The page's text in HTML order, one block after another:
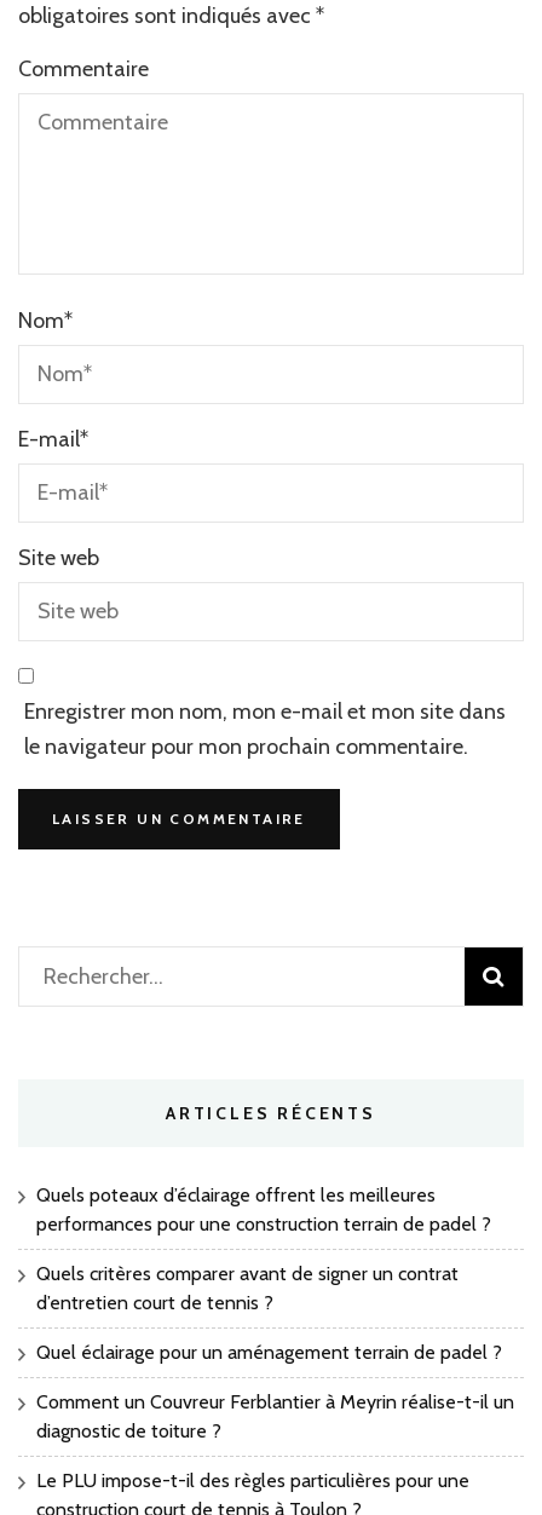
obligatoires sont indiqués avec *
Commentaire
Nom*
E-mail*
Site web
Enregistrer mon nom, mon e-mail et mon site dans
le navigateur pour mon prochain commentaire.
Rechercher :
ARTICLES RÉCENTS
Quels poteaux d’éclairage offrent les meilleures
performances pour une construction terrain de padel ?
Quels critères comparer avant de signer un contrat
d’entretien court de tennis ?
Quel éclairage pour un aménagement terrain de padel ?
Comment un Couvreur Ferblantier à Meyrin réalise-t-il un
diagnostic de toiture ?
Le PLU impose-t-il des règles particulières pour une
construction court de tennis à Toulon ?